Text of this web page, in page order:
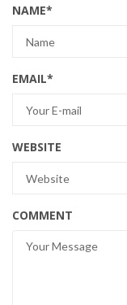
NAME*
EMAIL*
WEBSITE
COMMENT